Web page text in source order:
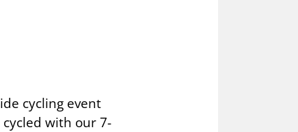
cycling event
with our 7-